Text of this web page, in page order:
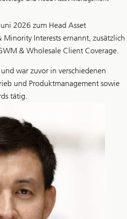
2026 zum Head Asset
Minority Interests ernannt, zusätzlich
& Wholesale Client Coverage.
war zuvor in verschiedenen
und Produktmanagement sowie
tätig.